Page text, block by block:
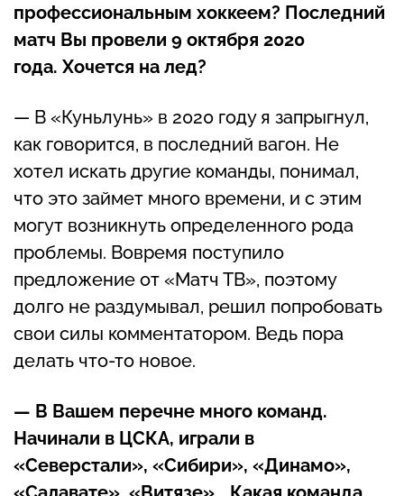
профессиональным хоккеем? Последний
матч Вы провели 9 октября 2020
года. Хочется на лед?
— В «Куньлунь» в 2020 году я запрыгнул,
как говорится, в последний вагон. Не
хотел искать другие команды, понимал,
что это займет много времени, и с этим
могут возникнуть определенного рода
проблемы. Вовремя поступило
предложение от «Матч ТВ», поэтому
долго не раздумывал, решил попробовать
свои силы комментатором. Ведь пора
делать что-то новое.
— В Вашем перечне много команд.
Начинали в ЦСКА, играли в
«Северстали», «Сибири», «Динамо»,